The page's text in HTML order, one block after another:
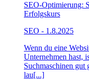
SEO-Optimierung:
Erfolgskurs
SEO - 1.8.2025
Wenn du eine
Unternehmen hast,
Suchmaschinen
lau[...]